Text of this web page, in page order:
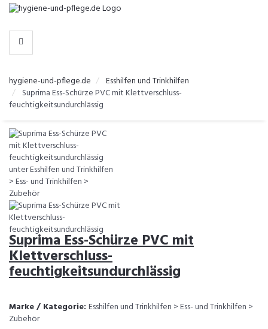
-
KATEGORIEN
hygiene-und-pflege.de
Esshilfen und Trinkhilfen
Suprima Ess-Schürze PVC mit Klettverschluss-
feuchtigkeitsundurchlässig
Suprima Ess-Schürze PVC mit
Klettverschluss-
feuchtigkeitsundurchlässig
Marke / Kategorie: Esshilfen und Trinkhilfen > Ess- und Trinkhilfen >
Zubehör